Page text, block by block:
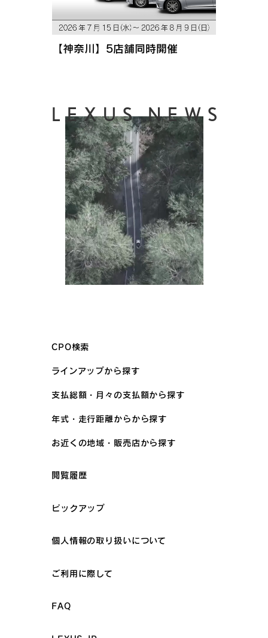
【神奈川】5店舗同時開催
LEXUS NEWS
CPO検索
ラインアップから探す
支払総額・月々の支払額から探す
年式・走行距離からから探す
お近くの地域・販売店から探す
閲覧履歴
ピックアップ
個人情報の取り扱いについて
ご利用に際して
FAQ